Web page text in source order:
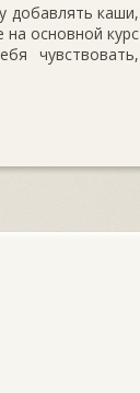
добавлять каши,
основной курс
чувствовать,